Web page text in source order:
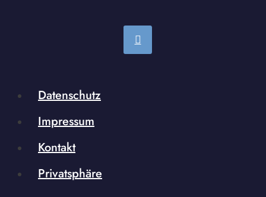
Datenschutz
Impressum
Kontakt
Privatsphäre